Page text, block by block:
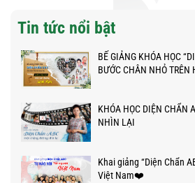
Tin tức nổi bật
BẾ GIẢNG KHÓA HỌC
BƯỚC CHÂN NHỎ TRÊN
KHÓA HỌC DIỆN CHẨN
NHÌN LẠI
Khai giảng “Diện Chẩn
Việt Nam❤️